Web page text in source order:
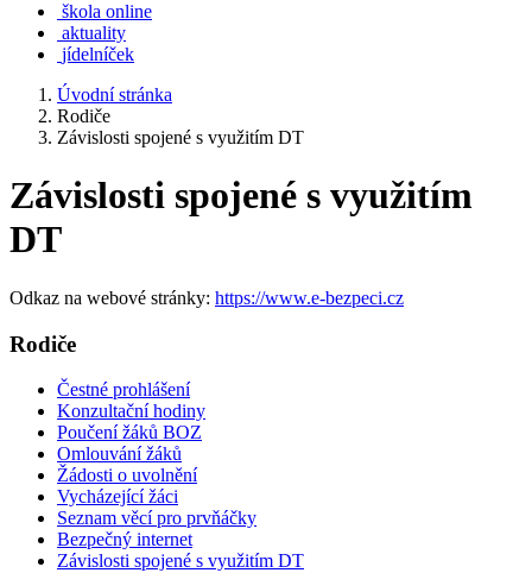
škola online
aktuality
jídelníček
Úvodní stránka
Rodiče
Závislosti spojené s využitím DT
Závislosti spojené s využitím
DT
Odkaz na webové stránky: https://www.e-bezpeci.cz
Rodiče
Čestné prohlášení
Konzultační hodiny
Poučení žáků BOZ
Omlouvání žáků
Žádosti o uvolnění
Vycházející žáci
Seznam věcí pro prvňáčky
Bezpečný internet
Závislosti spojené s využitím DT